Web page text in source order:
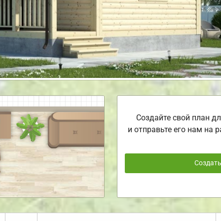
Создайте свой план
и отправьте его нам на
Создать